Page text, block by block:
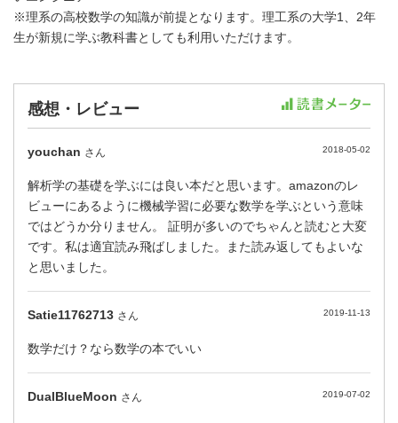
※理系の高校数学の知識が前提となります。理工系の大学1、2年
生が新規に学ぶ教科書としても利用いただけます。
感想・レビュー
youchan さん 2018-05-02
解析学の基礎を学ぶには良い本だと思います。amazonのレ
ビューにあるように機械学習に必要な数学を学ぶという意味
ではどうか分りません。 証明が多いのでちゃんと読むと大変
です。私は適宜読み飛ばしました。また読み返してもよいな
と思いました。
Satie11762713 さん 2019-11-13
数学だけ？なら数学の本でいい
DualBlueMoon さん 2019-07-02